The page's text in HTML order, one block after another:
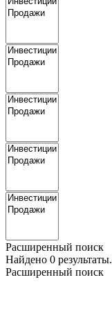
Расширенный поиск
Найдено 0 результаты.
Расширенный поиск